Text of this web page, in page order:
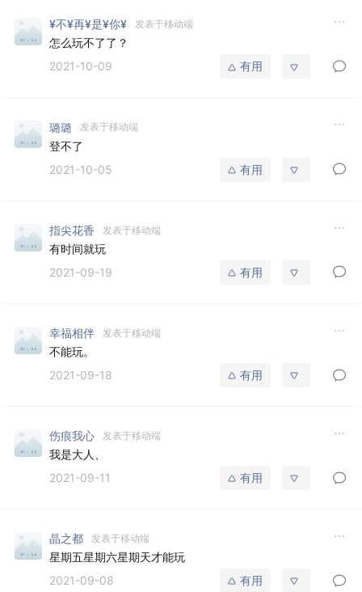
¥不¥再¥是¥你¥ 发表于移动端
怎么玩不了了？
2021-10-09
有用
璐璐 发表于移动端
登不了
2021-10-05
有用
指尖花香 发表于移动端
有时间就玩
2021-09-19
有用
幸福相伴 发表于移动端
不能玩。
2021-09-18
有用
伤痕我心 发表于移动端
我是大人、
2021-09-11
有用
晶之都 发表于移动端
星期五星期六星期天才能玩
2021-09-08
有用